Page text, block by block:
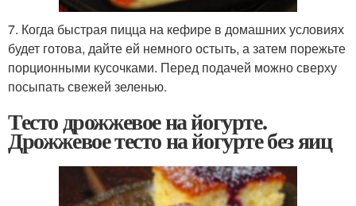
7. Когда быстрая пицца на кефире в домашних условиях
будет готова, дайте ей немного остыть, а затем порежьте
порционными кусочками. Перед подачей можно сверху
посыпать свежей зеленью.
Тесто дрожжевое на йогурте.
Дрожжевое тесто на йогурте без яиц